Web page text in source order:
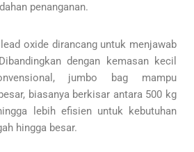
penanganan.
oxide dirancang untuk menjawab
dengan kemasan kecil
jumbo bag mampu
biasanya berkisar antara 500 kg
lebih efisien untuk kebutuhan
hingga besar.